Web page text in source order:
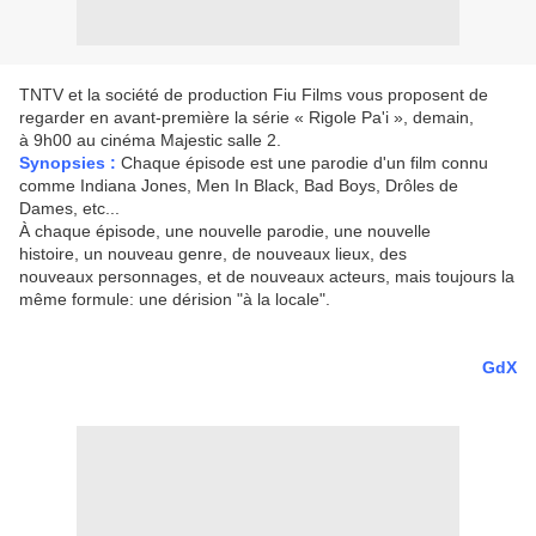
TNTV et la société de production Fiu Films vous proposent de
regarder en avant-première la série « Rigole Pa'i », demain,
à 9h00 au cinéma Majestic salle 2.
Synopsies : Chaque épisode est une parodie d'un film connu
comme Indiana Jones, Men In Black, Bad Boys, Drôles de
Dames, etc..
À chaque épisode, une nouvelle parodie, une nouvelle
histoire, un nouveau genre, de nouveaux lieux, des
nouveaux personnages, et de nouveaux acteurs, mais toujours la
même formule: une dérision "à la locale".
GdX